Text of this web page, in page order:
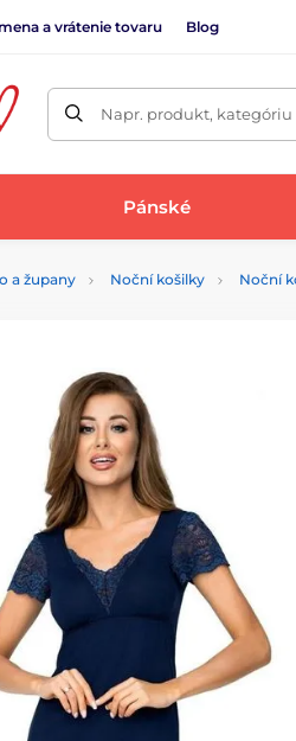
a vrátenie tovaru Blog
Napr. produkt, kategóriu
Pánské
a župany Noční košilky Noční